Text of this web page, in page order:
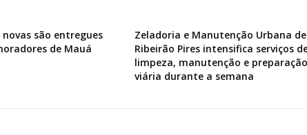
novas são entregues
de Mauá
Zeladoria e Manutenção Urbana de
Ribeirão Pires intensifica serviços
limpeza, manutenção e preparação
viária durante a semana